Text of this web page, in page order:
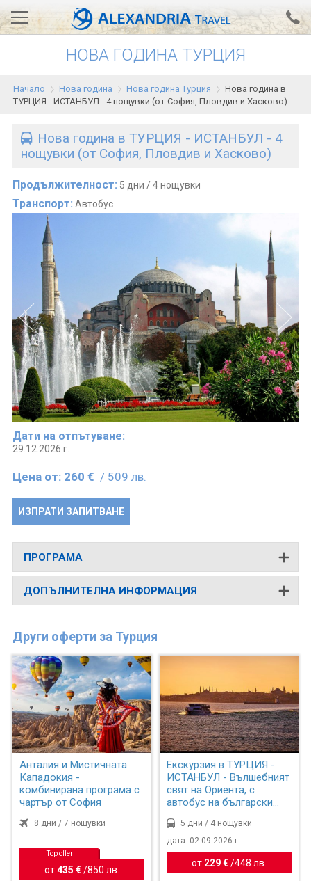
Вход за агенти Проверка на резервация
АЛЕКСАНДРИЯ хотели
Турция
Гърция
Египет
Екскурзии
0700 18 308 Запитване
НОВА ГОДИНА ТУРЦИЯ
Начало Нова година Нова година Турция
Нова година в
ТУРЦИЯ - ИСТАНБУЛ - 4 нощувки (от София, Пловдив и Хасково)
Нова година в ТУРЦИЯ - ИСТАНБУЛ - 4
нощувки (от София, Пловдив и Хасково)
Продължителност: 5 дни / 4 нощувки
Транспорт: Автобус
Дати на отпътуване:
29.12.2026 г.
Цена от: 260 € / 509 лв.
ИЗПРАТИ ЗАПИТВАНЕ
ПРОГРАМА
ДОПЪЛНИТЕЛНА ИНФОРМАЦИЯ
Други оферти за Турция
Анталия и Мистичната
Кападокия -
комбинирана програма с
чартър от София
8 дни / 7 нощувки
Top offer
от435 € /850 лв.
Екскурзия в ТУРЦИЯ -
ИСТАНБУЛ - Вълшебният
свят на Ориента, с
автобус на български
5 дни / 4 нощувки
дата: 02.09.2026 г.
от 229 €/448 лв.